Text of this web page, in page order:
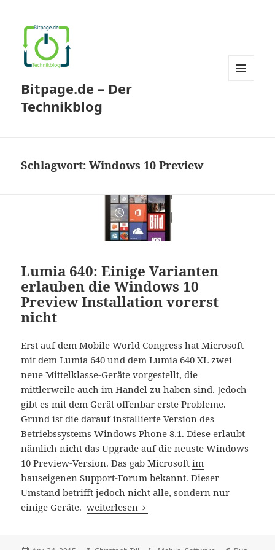
Bitpage.de – Der
Technikblog
Schlagwort:Windows 10 Preview
Lumia 640: Einige Varianten
erlauben die Windows 10
Preview Installation vorerst
nicht
Erst auf dem Mobile World Congress hat Microsoft
mit dem Lumia 640 und dem Lumia 640 XL zwei
neue Mittelklasse-Geräte vorgestellt, die
mittlerweile auch im Handel zu haben sind. Jedoch
gibt es mit dem Gerät offenbar erste Probleme.
Grund ist die darauf installierte Version des
Betriebssystems Windows Phone 8.1. Diese erlaubt
nämlich nicht das Upgrade auf die neuste Windows
10 Preview-Version. Das gab Microsoftim
hauseigenen Support-Forum bekannt. Dieser
Umstand betrifft jedoch nicht alle, sondern nur
einige Geräte.Lumia 640: Einige Varianten erlauben
weiterlesen